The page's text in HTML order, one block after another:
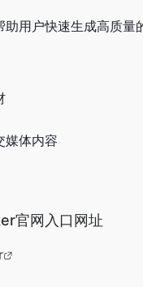
用户快速生成高质量
媒体内容
官网入口网址